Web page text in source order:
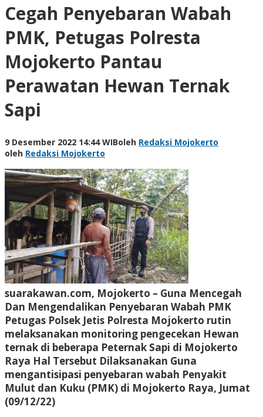
Cegah Penyebaran Wabah
PMK, Petugas Polresta
Mojokerto Pantau
Perawatan Hewan Ternak
Sapi
9 Desember 2022 14:44 WIBoleh Redaksi Mojokerto
oleh Redaksi Mojokerto
suarakawan.com, Mojokerto – Guna Mencegah
Dan Mengendalikan Penyebaran Wabah PMK
Petugas Polsek Jetis Polresta Mojokerto rutin
melaksanakan monitoring pengecekan Hewan
ternak di beberapa Peternak Sapi di Mojokerto
Raya Hal Tersebut Dilaksanakan Guna
mengantisipasi penyebaran wabah Penyakit
Mulut dan Kuku (PMK) di Mojokerto Raya, Jumat
(09/12/22)